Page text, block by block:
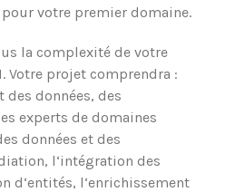
votre premier domaine.
la complexité de votre
Votre projet comprendra :
des données, des
experts de domaines
données et des
l‘intégration des
d‘entités, l‘enrichissement